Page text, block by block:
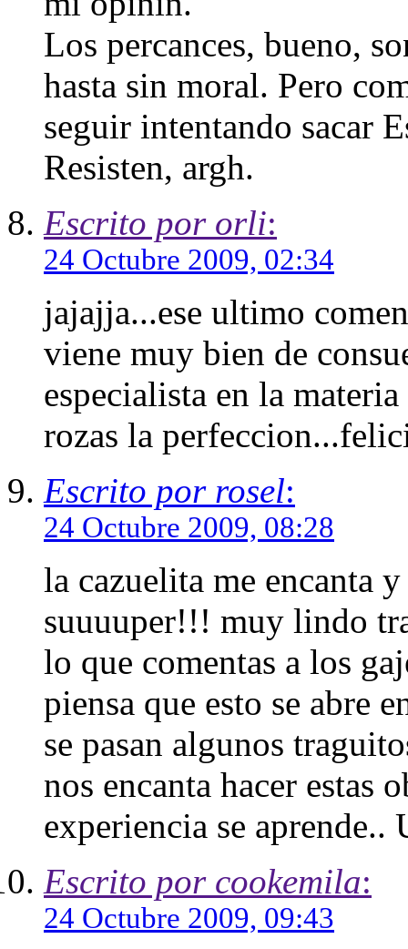
Los percances, bueno,
hasta sin moral. Pero
seguir intentando sacar
Resisten, argh.
Escrito por orli:
24 Octubre 2009, 02:34
jajajja...ese ultimo
viene muy bien de
especialista en la
rozas la
Escrito por rosel:
24 Octubre 2009, 08:28
la cazuelita me encanta
suuuuper!!! muy lindo
lo que comentas a los
piensa que esto se abre
se pasan algunos
nos encanta hacer estas
experiencia se aprende..
Escrito por cookemila:
24 Octubre 2009, 09:43